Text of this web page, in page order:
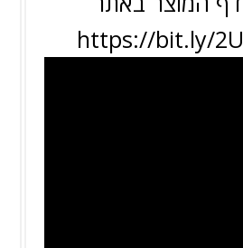
https://bit.ly/